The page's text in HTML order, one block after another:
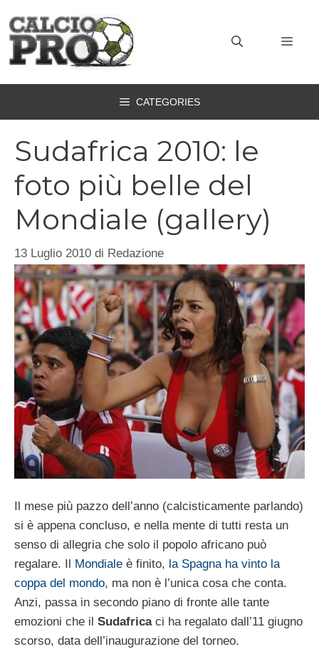
contenuto
CATEGORIES
Sudafrica 2010: le
foto più belle del
Mondiale (gallery)
13 Luglio 2010 di Redazione
Il mese più pazzo dell’anno (calcisticamente parlando)
si è appena concluso, e nella mente di tutti resta un
senso di allegria che solo il popolo africano può
regalare. Il Mondiale è finito, la Spagna ha vinto la
coppa del mondo, ma non è l’unica cosa che conta.
Anzi, passa in secondo piano di fronte alle tante
emozioni che il Sudafrica ci ha regalato dall’11 giugno
scorso, data dell’inaugurazione del torneo.